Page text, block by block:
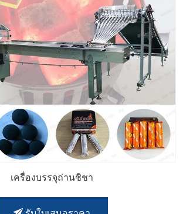
เครื่องบรรจุถ่านชิชา